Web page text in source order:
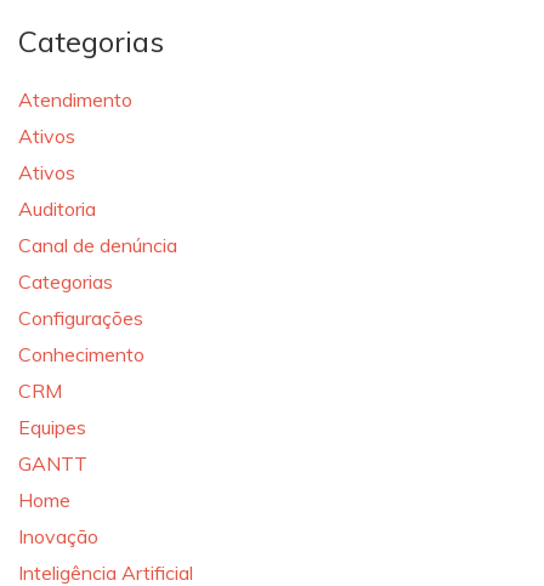
Categorias
Atendimento
Ativos
Ativos
Auditoria
Canal de denúncia
Categorias
Configurações
Conhecimento
CRM
Equipes
GANTT
Home
Inovação
Inteligência Artificial